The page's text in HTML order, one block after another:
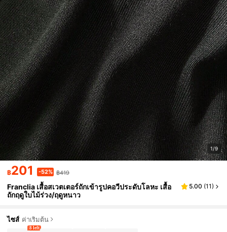
1/9
฿201 -52% ฿419
Franclia เสื้อสเวตเตอร์ถักเข้ารูปคอวีประดับโลหะ เสื้อ
ถักฤดูใบไม้ร่วง/ฤดูหนาว
5.00 (11)
ไซส์ ค่าเริ่มต้น
8 left